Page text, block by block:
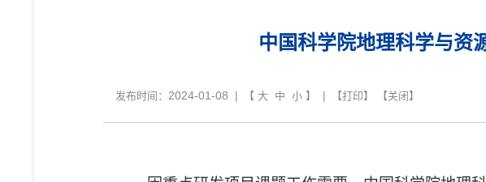
中国科学院地理科学与资
发布时间： 2024-01-08 | 【 大 中 小 】 | 【打印】 【关闭 】